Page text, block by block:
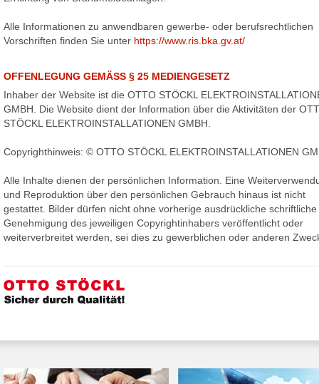
Alle Informationen zu anwendbaren gewerbe- oder berufsrechtlichen
Vorschriften finden Sie unter https://www.ris.bka.gv.at/
OFFENLEGUNG GEMÄSS § 25 MEDIENGESETZ
Inhaber der Website ist die OTTO STÖCKL
GMBH. Die Website dient der Information über die Aktivitäten der
STÖCKL ELEKTROINSTALLATIONEN GMBH.
Copyrighthinweis: © OTTO STÖCKL ELEKTROINSTALLATIONEN
Alle Inhalte dienen der persönlichen Information. Eine
und Reproduktion über den persönlichen Gebrauch hinaus ist nicht
gestattet. Bilder dürfen nicht ohne vorherige ausdrückliche schriftliche
Genehmigung des jeweiligen Copyrightinhabers veröffentlicht oder
weiterverbreitet werden, sei dies zu gewerblichen oder anderen